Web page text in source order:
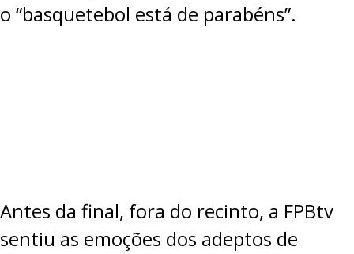
o “basquetebol está de parabéns”.
Antes da final, fora do recinto, a FPBtv
sentiu as emoções dos adeptos de